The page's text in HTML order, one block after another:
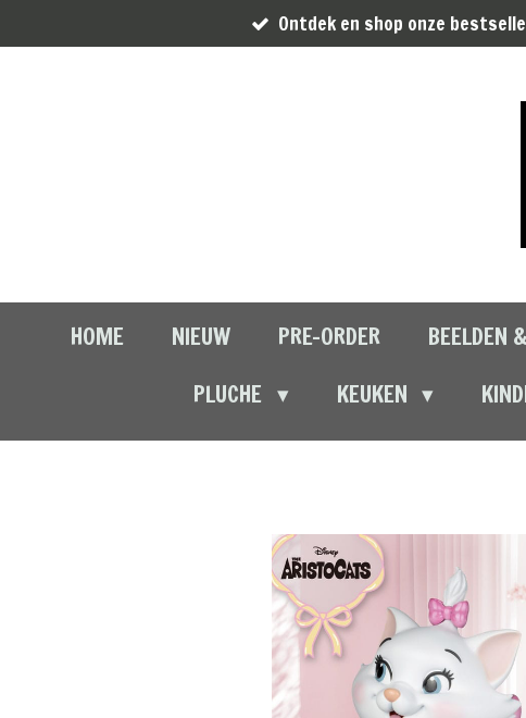
direct
Ontdek en shop onze
HOME NIEUW PRE-ORDER BEELDEN
PLUCHE
KEUKEN